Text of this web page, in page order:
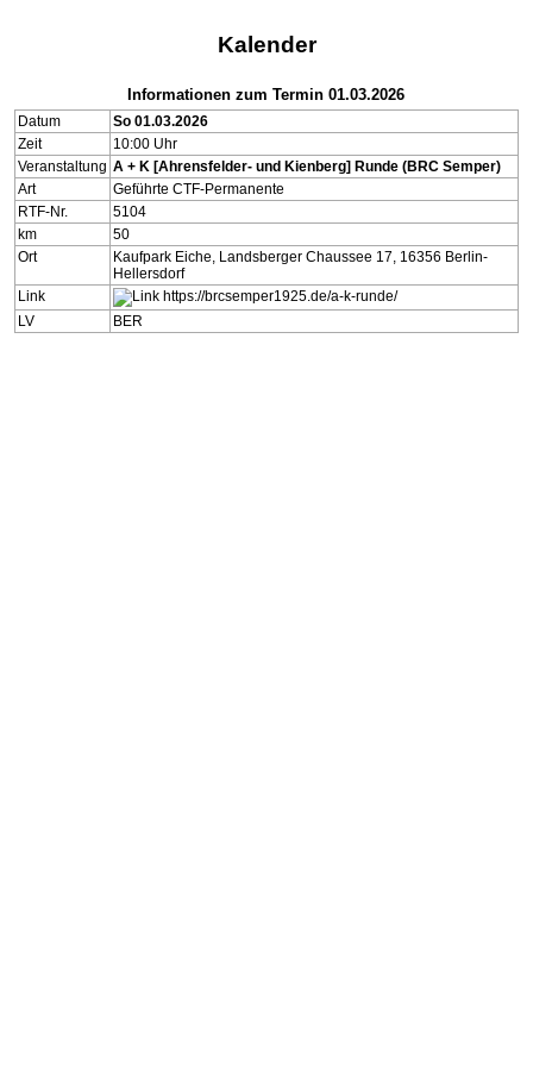
Kalender
Informationen zum Termin 01.03.2026
Datum
So 01.03.2026
Zeit
10:00 Uhr
Veranstaltung A + K [Ahrensfelder- und Kienberg] Runde (BRC Semper)
Art
Geführte CTF-Permanente
RTF-Nr.
5104
km
50
Ort
Kaufpark Eiche, Landsberger Chaussee 17, 16356 Berlin-
Hellersdorf
Link
https://brcsemper1925.de/a-k-runde/
LV
BER